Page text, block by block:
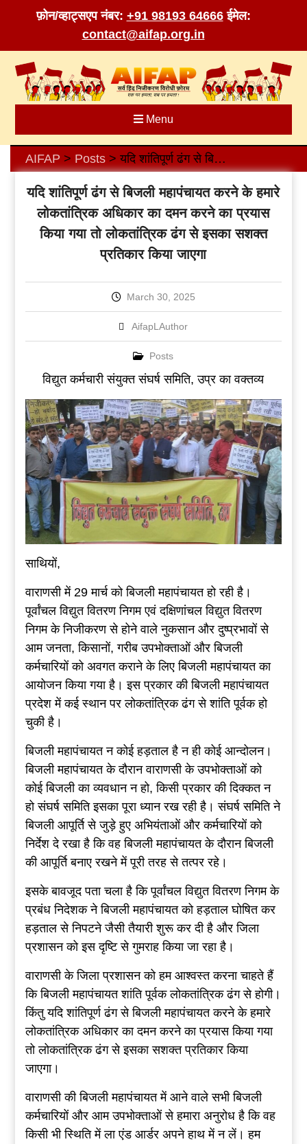
फ़ोन/व्हाट्सएप नंबर: +91 98193 64666 ईमेल:
contact@aifap.org.in
content
Menu
AIFAP > Posts> यदि शांतिपूर्ण ढंग से बिजली महापंचायत करने के हमारे लोकतांत्रिक अधिकार का दमन करने का प्रयास किया गया तो लोकतांत्रिक ढंग से इसका सशक्त प्रतिकार किया जाएगा
यदि शांतिपूर्ण ढंग से बिजली महापंचायत करने के हमारे
लोकतांत्रिक अधिकार का दमन करने का प्रयास
किया गया तो लोकतांत्रिक ढंग से इसका सशक्त
प्रतिकार किया जाएगा
March 30, 2025
AifapLAuthor
Posts
विद्युत कर्मचारी संयुक्त संघर्ष समिति, उप्र का वक्तव्य
साथियों,
वाराणसी में 29 मार्च को बिजली महापंचायत हो रही है।
पूर्वांचल विद्युत वितरण निगम एवं दक्षिणांचल विद्युत वितरण
निगम के निजीकरण से होने वाले नुकसान और दुष्प्रभावों से
आम जनता, किसानों, गरीब उपभोक्ताओं और बिजली
कर्मचारियों को अवगत कराने के लिए बिजली महापंचायत का
आयोजन किया गया है। इस प्रकार की बिजली महापंचायत
प्रदेश में कई स्थान पर लोकतांत्रिक ढंग से शांति पूर्वक हो
चुकी है।
बिजली महापंचायत न कोई हड़ताल है न ही कोई आन्दोलन।
बिजली महापंचायत के दौरान वाराणसी के उपभोक्ताओं को
कोई बिजली का व्यवधान न हो, किसी प्रकार की दिक्कत न
हो संघर्ष समिति इसका पूरा ध्यान रख रही है। संघर्ष समिति ने
बिजली आपूर्ति से जुड़े हुए अभियंताओं और कर्मचारियों को
निर्देश दे रखा है कि वह बिजली महापंचायत के दौरान बिजली
की आपूर्ति बनाए रखने में पूरी तरह से तत्पर रहे।
इसके बावजूद पता चला है कि पूर्वांचल विद्युत वितरण निगम के
प्रबंध निदेशक ने बिजली महापंचायत को हड़ताल घोषित कर
हड़ताल से निपटने जैसी तैयारी शुरू कर दी है और जिला
प्रशासन को इस दृष्टि से गुमराह किया जा रहा है।
वाराणसी के जिला प्रशासन को हम आश्वस्त करना चाहते हैं
कि बिजली महापंचायत शांति पूर्वक लोकतांत्रिक ढंग से होगी।
किंतु यदि शांतिपूर्ण ढंग से बिजली महापंचायत करने के हमारे
लोकतांत्रिक अधिकार का दमन करने का प्रयास किया गया
तो लोकतांत्रिक ढंग से इसका सशक्त प्रतिकार किया
जाएगा।
वाराणसी की बिजली महापंचायत में आने वाले सभी बिजली
कर्मचारियों और आम उपभोक्ताओं से हमारा अनुरोध है कि वह
किसी भी स्थिति में ला एंड आर्डर अपने हाथ में न लें। हम